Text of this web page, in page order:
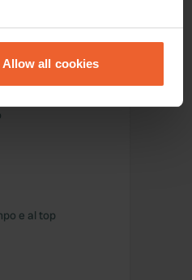
meters
our traffic. We also share
may combine it with
Allow all cookies
e al top